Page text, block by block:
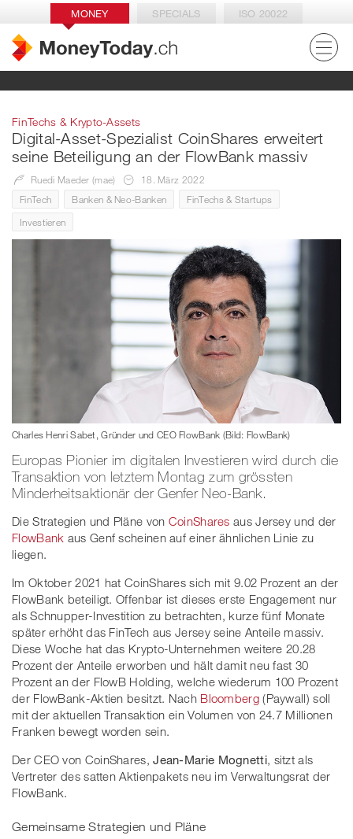
MONEY SPECIALS ISO 20022
FinTechs & Krypto-Assets
Digital-Asset-Spezialist CoinShares erweitert
seine Beteiligung an der FlowBank massiv
Ruedi Maeder (mae)
18. März 2022
FinTech
Banken & Neo-Banken
FinTechs & Startups
Investieren
Charles Henri Sabet, Gründer und CEO FlowBank (Bild: FlowBank)
Europas Pionier im digitalen Investieren wird durch die
Transaktion von letztem Montag zum grössten
Minderheitsaktionär der Genfer Neo-Bank.
Die Strategien und Pläne von CoinShares aus Jersey und der
FlowBank aus Genf scheinen auf einer ähnlichen Linie zu
liegen.
Im Oktober 2021 hat CoinShares sich mit 9.02 Prozent an der
FlowBank beteiligt. Offenbar ist dieses erste Engagement nur
als Schnupper-Investition zu betrachten, kurze fünf Monate
später erhöht das FinTech aus Jersey seine Anteile massiv.
Diese Woche hat das Krypto-Unternehmen weitere 20.28
Prozent der Anteile erworben und hält damit neu fast 30
Prozent an der FlowB Holding, welche wiederum 100 Prozent
der FlowBank-Aktien besitzt. Nach Bloomberg(Paywall) soll
mit der aktuellen Transaktion ein Volumen von 24.7 Millionen
Franken bewegt worden sein.
Der CEO von CoinShares,Jean-Marie Mognetti, sitzt als
Vertreter des satten Aktienpakets neu im Verwaltungsrat der
FlowBank.
Gemeinsame Strategien und Pläne